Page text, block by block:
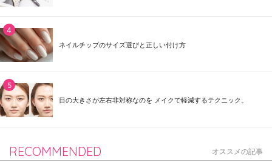
ネイルチップのサイズ選びと正しい付け方
目の大きさが左右非対称なのを メイクで軽減するテクニック。
RECOMMENDED オススメの記事